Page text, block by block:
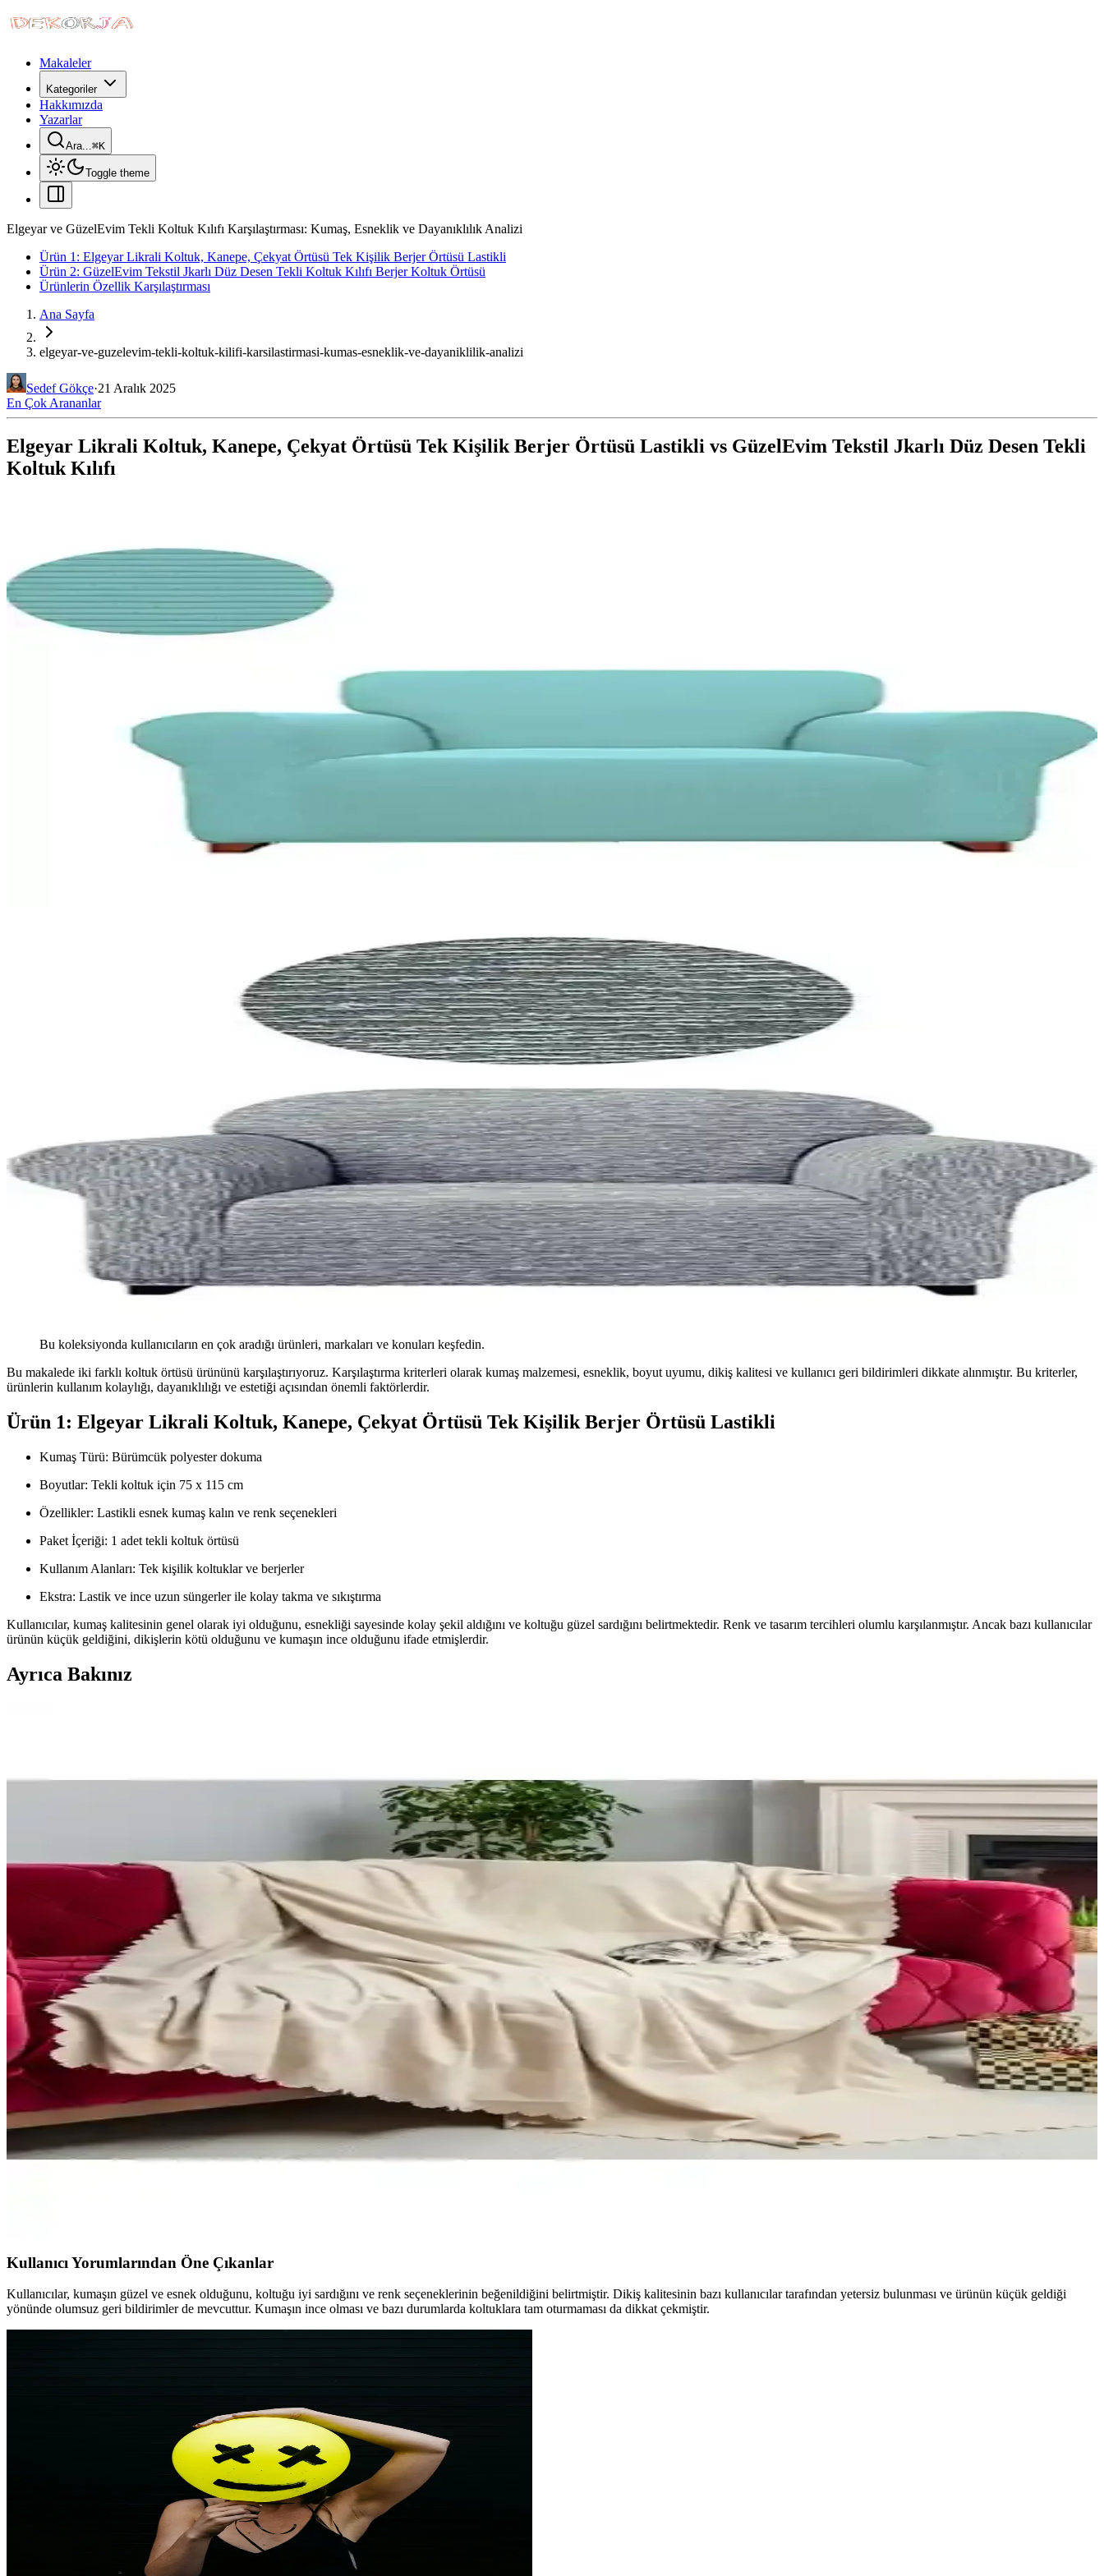
Makaleler
Kategoriler
Hakkımızda
Yazarlar
Ara...⌘K
Toggle theme
Elgeyar ve GüzelEvim Tekli Koltuk Kılıfı Karşılaştırması: Kumaş, Esneklik ve Dayanıklılık Analizi
Ürün 1: Elgeyar Likrali Koltuk, Kanepe, Çekyat Örtüsü Tek Kişilik Berjer Örtüsü Lastikli
Ürün 2: GüzelEvim Tekstil Jkarlı Düz Desen Tekli Koltuk Kılıfı Berjer Koltuk Örtüsü
Ürünlerin Özellik Karşılaştırması
Ana Sayfa
elgeyar-ve-guzelevim-tekli-koltuk-kilifi-karsilastirmasi-kumas-esneklik-ve-dayaniklilik-analizi
Sedef Gökçe·21 Aralık 2025
En Çok Arananlar
Elgeyar Likrali Koltuk, Kanepe, Çekyat Örtüsü Tek Kişilik Berjer Örtüsü Lastikli vs GüzelEvim Tekstil Jkarlı Düz Desen Tekli
Koltuk Kılıfı
Bu koleksiyonda kullanıcıların en çok aradığı ürünleri, markaları ve konuları keşfedin.
Bu makalede iki farklı koltuk örtüsü ürününü karşılaştırıyoruz. Karşılaştırma kriterleri olarak kumaş malzemesi, esneklik, boyut uyumu, dikiş kalitesi ve kullanıcı geri bildirimleri dikkate alınmıştır. Bu kriterler,
ürünlerin kullanım kolaylığı, dayanıklılığı ve estetiği açısından önemli faktörlerdir.
Ürün 1: Elgeyar Likrali Koltuk, Kanepe, Çekyat Örtüsü Tek Kişilik Berjer Örtüsü Lastikli
Kumaş Türü: Bürümcük polyester dokuma
Boyutlar: Tekli koltuk için 75 x 115 cm
Özellikler: Lastikli esnek kumaş kalın ve renk seçenekleri
Paket İçeriği: 1 adet tekli koltuk örtüsü
Kullanım Alanları: Tek kişilik koltuklar ve berjerler
Ekstra: Lastik ve ince uzun süngerler ile kolay takma ve sıkıştırma
Kullanıcılar, kumaş kalitesinin genel olarak iyi olduğunu, esnekliği sayesinde kolay şekil aldığını ve koltuğu güzel sardığını belirtmektedir. Renk ve tasarım tercihleri olumlu karşılanmıştır. Ancak bazı kullanıcılar
ürünün küçük geldiğini, dikişlerin kötü olduğunu ve kumaşın ince olduğunu ifade etmişlerdir.
Ayrıca Bakınız
Koltuk Seçiminde Renk ve Model Tercihleri: Bölümlü Koltuk mu Ayrı Kanepe mi?
Koltuk seçiminde renk ve model, mekânın işlevselliği ve estetiği için kritik öneme sahiptir. Renklerin bakımı, modelin mekâna uyumu ve mobilya boyutları yaşam kalitesini etkiler.
Vorthio Eames Lounge Chair Replika İncelemesi: Üst Kalite Deri ve Dayanıklılık
Vorthio Eames Lounge Chair replikası, üst kalite tam anilin deri ve dayanıklı yapısıyla fiyat-performans dengesinde öne çıkıyor. Montaj süreci biraz zor olsa da konfor ve kaliteyi destekliyor.
Salon Dekorasyonunda Pembe Koltuk Kullanımı ve Renk Uyumu İçin Pratik Öneriler
Salon dekorasyonunda pembe koltuk seçimi, doğru renk uyumu ve aksesuarlarla mekâna canlılık ve denge katar. Koyu yeşil ve bebek mavisi tonlarıyla uyum sağlanabilir, dayanıklı kumaşlar kullanım kolaylığı
sunar.
Beyaz ve Gri Koltuk Seçiminde Renk, Dayanıklılık ve Temizlik Kriterleri
Beyaz ve gri koltukların avantajları, temizlik zorlukları ve dayanıklılık kriterleri detaylıca inceleniyor. Kullanım alışkanlıkları ve kumaş kalitesi seçimde belirleyici oluyor.
Koltuk Örtüsü Karşılaştırması: Faiend Jakarlı ve Riselerhome Balpeteği Modelleri
Faiend Jakarlı Düz Desen ve Riselerhome Balpeteği koltuk örtülerinin özellikleri, kullanıcı yorumları ve kullanım kolaylıklarıyla ilgili kapsamlı karşılaştırma. Hangi ürün ihtiyaçlarınıza daha uygun karar verin.
Pufumo Deri Armut Koltuk Modelleri Karşılaştırması ve Özellikleri
İki Pufumo Deri Armut Koltuk modeli, farklı kumaş ve tasarımlarıyla iç ve dış mekanlara şık ve konforlu seçenekler sunuyor. Detaylar ve kullanıcı yorumlarıyla ihtiyaçlarınıza uygun olanı seçin.
Kullanıcı Yorumlarından Öne Çıkanlar
Kullanıcılar, kumaşın güzel ve esnek olduğunu, koltuğu iyi sardığını ve renk seçeneklerinin beğenildiğini belirtmiştir. Dikiş kalitesinin bazı kullanıcılar tarafından yetersiz bulunması ve ürünün küçük geldiği
yönünde olumsuz geri bildirimler de mevcuttur. Kumaşın ince olması ve bazı durumlarda koltuklara tam oturmaması da dikkat çekmiştir.